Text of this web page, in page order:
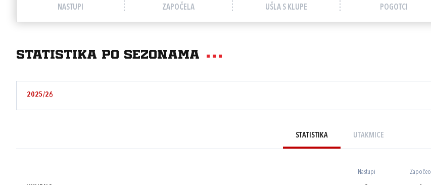
NASTUPI ZAPOČELA UŠLA S KLUPE POGOTCI
Statistika po sezonama
2025/26
STATISTIKA UTAKMICE
Nastupi Započeo